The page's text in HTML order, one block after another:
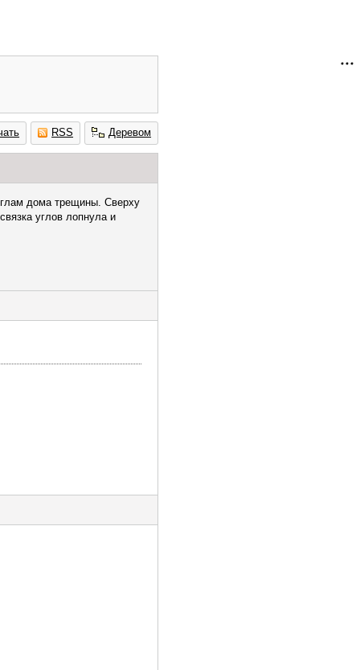
RSS Деревом
дома трещины. Сверху
углов лопнула и